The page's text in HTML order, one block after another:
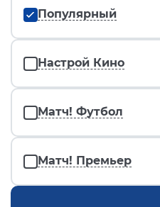
Популярный
Настрой Кино
Матч! Футбол
Матч! Премьер